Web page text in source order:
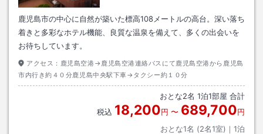
鹿児島市の中心に自然が築いた標高108メートルの高台。深い落ち
着きと多彩なホテル機能、良質な温泉を備えて、多くの出会いを
お待ちしています。
アクセス： 鹿児島空港→鹿児島空港連絡バスにて鹿児島空港から鹿児島
市内行き約４０分鹿児島中央駅下車→タクシー約１０分
おとな2名 1泊1部屋 合計
税込 18,200円 〜 689,700円
おとな1名 (2名1室)｜ 1泊